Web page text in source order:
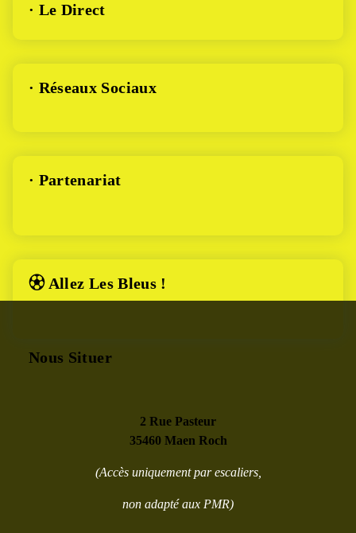
· Le Direct
· Réseaux Sociaux
· Partenariat
⚽︎ Allez Les Bleus !
Nous Situer
2 Rue Pasteur
35460 Maen Roch
(Accès uniquement par escaliers,
non adapté aux PMR)